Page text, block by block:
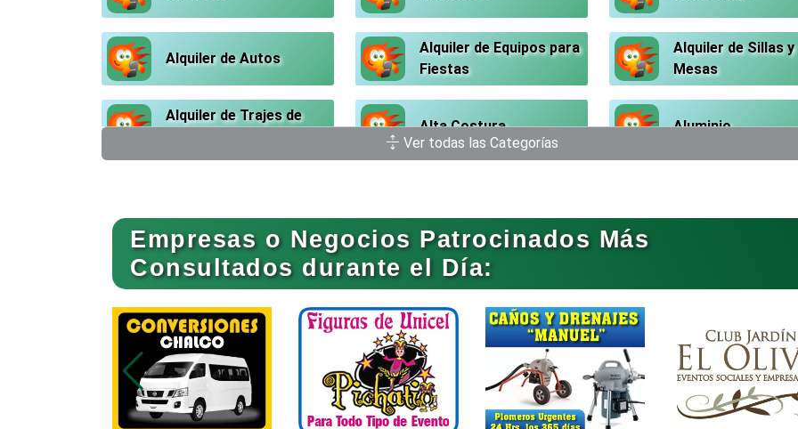
Alquiler de Autos
Alquiler de Equipos para
Fiestas
Alquiler de Sillas y
Mesas
Alquiler de Trajes de
Alta Costura Aluminio
Animadores de Eventos
Aparatos y Equipos
Eléctricos
Artes Gráficas Artesanías Artículos de
Artículos de Piel Artículos Deportivos Artículos
Ver todas las Categorías
Empresas o Negocios Patrocinados Más
Consultados durante el Día: